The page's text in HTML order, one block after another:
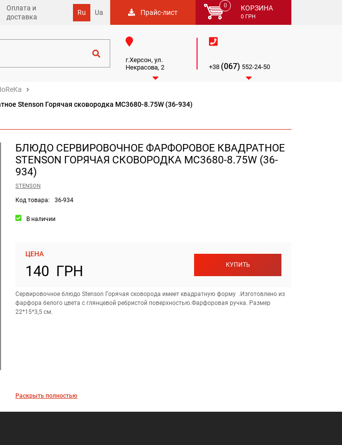
Оплата и
доставка
Ru Ua Прайс-лист
0 КОРЗИНА
0ГРН

г.Херсон, ул.
Некрасова, 2


+38 (067) 552-24-50

Stenson Горячая сковородка MC3680-8.75W (36-934)
БЛЮДО СЕРВИРОВОЧНОЕ ФАРФОРОВОЕ КВАДРАТНОЕ
STENSON ГОРЯЧАЯ СКОВОРОДКА MC3680-8.75W (36-
934)
STENSON
Код товара: 36-934
В наличии
ЦЕНА
140 ГРН КУПИТЬ
Сервировочное блюдо Stenson Горячая сковорода имеет квадратную форму .Изготовлено из
фарфора белого цвета с глянцевой ребристой поверхностью.Фарфоровая ручка. Размер
22*15*3,5 см.
Раскрыть полностью